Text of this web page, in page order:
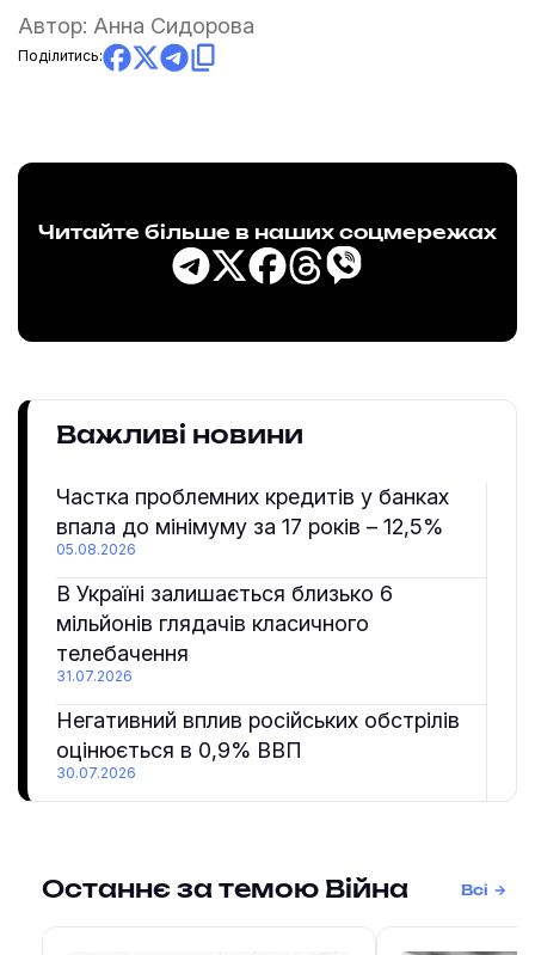
Автор: Анна Сидорова
Поділитись:
Читайте більше в наших соцмережах
Важливі новини
Частка проблемних кредитів у банках
впала до мінімуму за 17 років – 12,5%
05.08.2026
В Україні залишається близько 6
мільйонів глядачів класичного
телебачення
31.07.2026
Негативний вплив російських обстрілів
оцінюється в 0,9% ВВП
30.07.2026
Останнє за темою Війна Всі